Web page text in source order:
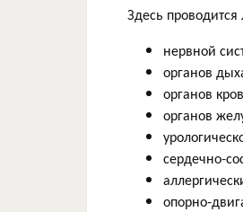
Здесь
нервной
органов
органов
органов
сердечно-
опорно-